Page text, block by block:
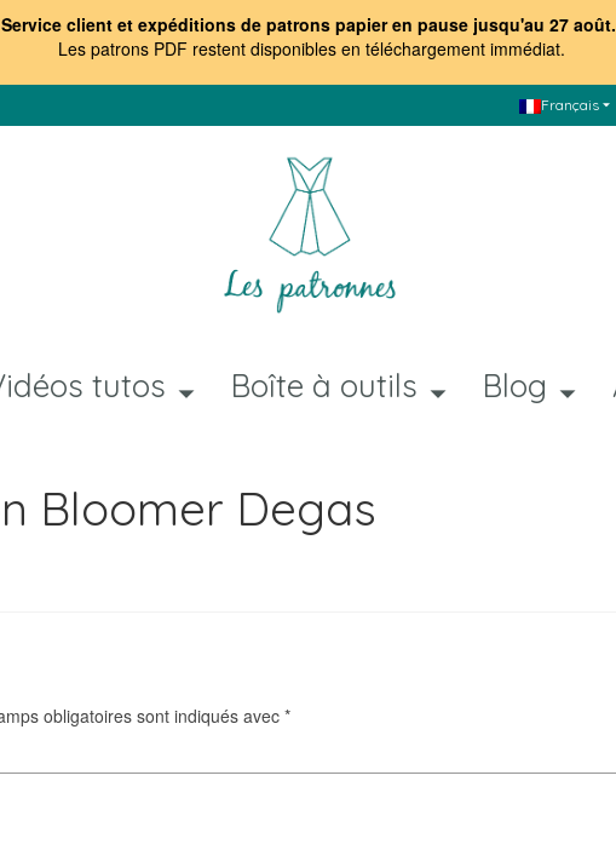
Service client et expéditions de patrons papier en pause jusqu'au 27 août.
Les patrons PDF restent disponibles en téléchargement immédiat.
Français
tutos Boîte à outils Blog
Bloomer Degas
obligatoires sont indiqués avec *